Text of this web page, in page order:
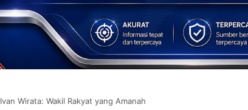
Ivan Wirata: Wakil Rakyat yang Amanah